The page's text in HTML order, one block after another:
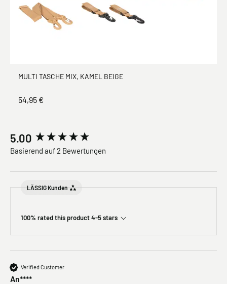
MULTI TASCHE MIX, KAMEL BEIGE
54,95 €
5.00
Basierend auf 2 Bewertungen
LÄSSIG Kunden
100% rated this product 4-5 stars
Verified Customer
An****
New content loaded